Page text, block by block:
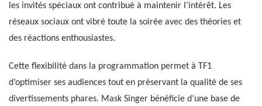
les invités spéciaux ont contribué à maintenir l’intérêt. Les
réseaux sociaux ont vibré toute la soirée avec des théories et
des réactions enthousiastes.
Cette flexibilité dans la programmation permet à TF1
d’optimiser ses audiences tout en préservant la qualité de ses
divertissements phares. Mask Singer bénéficie d’une base de